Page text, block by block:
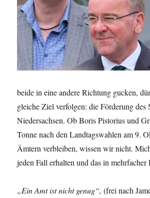
beide in eine andere Richtung gucken,
gleiche Ziel verfolgen: die Förderung des
Niedersachsen. Ob Boris Pistorius und
Tonne nach den Landtagswahlen am 9.
Ämtern verbleiben, wissen wir nicht.
jeden Fall erhalten und das in mehrfacher
„Ein Amt ist nicht genug“, (frei nach